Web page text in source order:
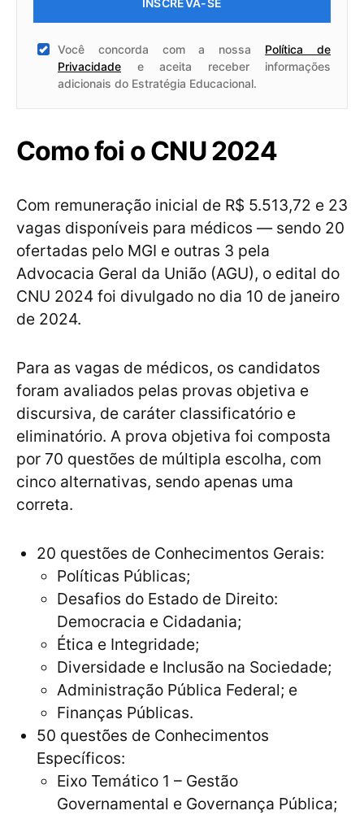
INSCREVA-SE
Você concorda com a nossa Política de
Privacidade e aceita receber informações
adicionais do Estratégia Educacional.
Como foi o CNU 2024
Com remuneração inicial de R$ 5.513,72 e 23
vagas disponíveis para médicos — sendo 20
ofertadas pelo MGI e outras 3 pela
Advocacia Geral da União (AGU), o edital do
CNU 2024 foi divulgado no dia 10 de janeiro
de 2024.
Para as vagas de médicos, os candidatos
foram avaliados pelas provas objetiva e
discursiva, de caráter classificatório e
eliminatório. A prova objetiva foi composta
por 70 questões de múltipla escolha, com
cinco alternativas, sendo apenas uma
correta.
20 questões de Conhecimentos Gerais:
Políticas Públicas;
Desafios do Estado de Direito:
Democracia e Cidadania;
Ética e Integridade;
Diversidade e Inclusão na Sociedade;
Administração Pública Federal; e
Finanças Públicas.
50 questões de Conhecimentos
Específicos:
Eixo Temático 1 – Gestão
Governamental e Governança Pública;